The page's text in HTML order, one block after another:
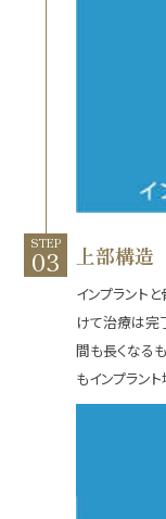
STEP 上部構造
インプラント
けて治療は完
間も長くなる
もインプラン